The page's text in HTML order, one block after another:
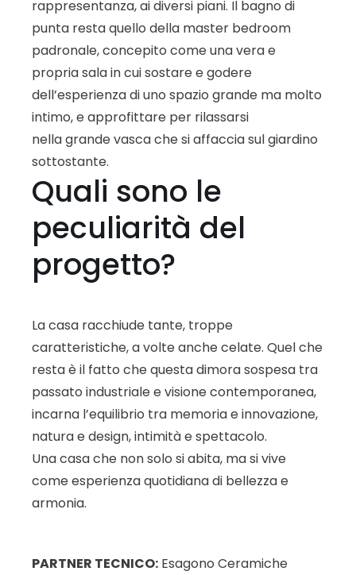
rappresentanza, ai diversi piani. Il bagno di
punta resta quello della master bedroom
padronale, concepito come una vera e
propria sala in cui sostare e godere
dell’esperienza di uno spazio grande ma molto
intimo, e approfittare per rilassarsi
nella grande vasca che si affaccia sul giardino
sottostante.
Quali sono le
peculiarità del
progetto?
La casa racchiude tante, troppe
caratteristiche, a volte anche celate. Quel che
resta è il fatto che questa dimora sospesa tra
passato industriale e visione contemporanea,
incarna l’equilibrio tra memoria e innovazione,
natura e design, intimità e spettacolo.
Una casa che non solo si abita, ma si vive
come esperienza quotidiana di bellezza e
armonia.
PARTNER TECNICO: Esagono Ceramiche